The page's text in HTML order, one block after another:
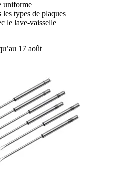
uniforme
types de plaques
le lave-vaisselle
17 août